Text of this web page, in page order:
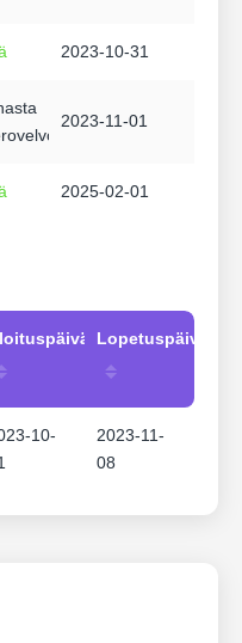
2023-10-31
2023-11-01
2025-02-01
10-
2023-11-
08